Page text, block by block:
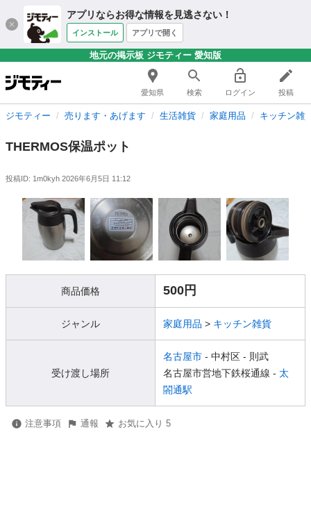
アプリならお得な情報を見逃さない！
インストール アプリで開く
地元の掲示板 ジモティー 愛知版
愛知県 検索 ログイン 投稿
ジモティー 売ります・あげます 生活雑貨 家庭用品 キッチン雑
THERMOS保温ポット
投稿ID: 1m0kyh 2026年6月5日 11:12
商品価格 500円
ジャンル 家庭用品 > キッチン雑貨
受け渡し場所
名古屋市 - 中村区 - 則武
名古屋市営地下鉄桜通線 - 太
閤通駅
注意事項 通報 お気に入り 5